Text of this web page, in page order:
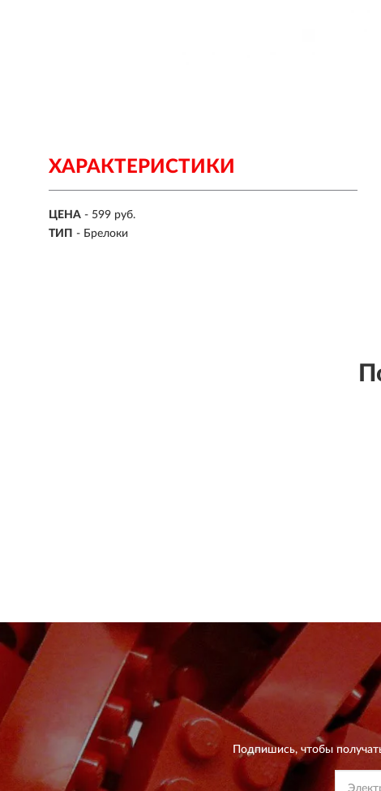
ХАРАКТЕРИСТИКИ
ЦЕНА - 599 руб.
ТИП - Брелоки
Подпишись, чтобы